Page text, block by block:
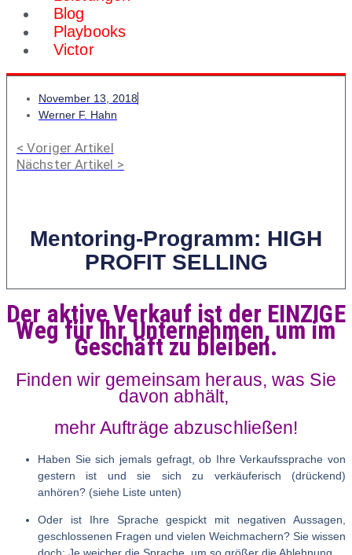
Blog
Playbooks
Victor
November 13, 2018
Werner F. Hahn
< Voriger Artikel
Nächster Artikel >
Mentoring-Programm: HIGH
PROFIT SELLING
Der aktive Verkauf ist der EINZIGE
Weg für Ihr Unternehmen, um im
Geschäft zu bleiben.
Finden wir gemeinsam heraus, was Sie
davon abhält,
mehr Aufträge abzuschließen!
Haben Sie sich jemals gefragt, ob Ihre Verkaufssprache von
gestern ist und sie sich zu verkäuferisch (drückend)
anhören? (siehe Liste unten)​
Oder ist Ihre Sprache gespickt mit negativen Aussagen,
geschlossenen Fragen und vielen Weichmachern? Sie wissen